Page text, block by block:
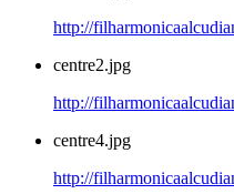
http://
centre2.jpg
http://
centre4.jpg
http://